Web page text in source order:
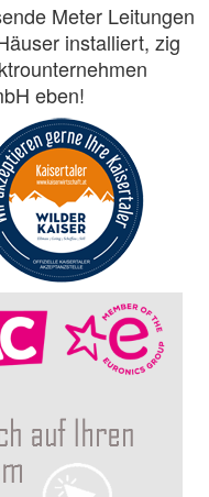
Meter Leitungen
installiert, zig
eben!